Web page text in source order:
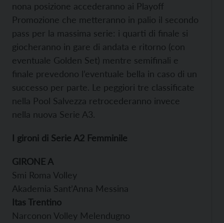
nona posizione accederanno ai Playoff
Promozione che metteranno in palio il secondo
pass per la massima serie: i quarti di finale si
giocheranno in gare di andata e ritorno (con
eventuale Golden Set) mentre semifinali e
finale prevedono l’eventuale bella in caso di un
successo per parte. Le peggiori tre classificate
nella Pool Salvezza retrocederanno invece
nella nuova Serie A3.
I gironi di Serie A2 Femminile
GIRONE A
Smi Roma Volley
Akademia Sant’Anna Messina
Itas Trentino
Narconon Volley Melendugno